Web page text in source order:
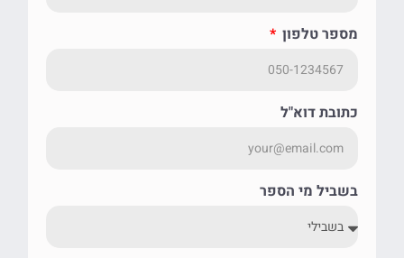
מספר טלפון
כתובת דוא"ל
בשביל מי הספר